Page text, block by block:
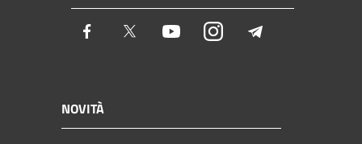
Facebook Twitter YoutubeInstagram
NOVITÀ